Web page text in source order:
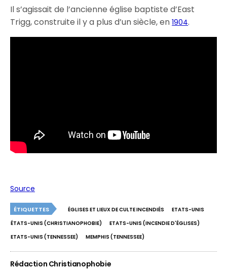
Il s’agissait de l’ancienne église baptiste d’East
Trigg, construite il y a plus d’un siècle, en1904.
Source
ÉTIQUETTES ÉGLISES ET LIEUX DE CULTE INCENDIÉS
ETATS-UNIS
ÉTATS-UNIS (CHRISTIANOPHOBIE)
ETATS-UNIS (INCENDIE D'ÉGLISES)
ETATS-UNIS (TENNESSEE)
MEMPHIS (TENNESSEE)
Rédaction Christianophobie